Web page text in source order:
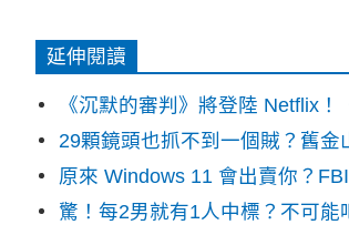
延伸閱讀
《沉默的審判》將登陸 Netflix
29顆鏡頭也抓不到一個賊？舊
原來 Windows 11 會出賣你？
驚！每2男就有1人中標？不可能